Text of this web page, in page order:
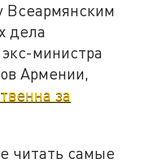
Всеармянским
дела
министра
Армении,
за
читать самые